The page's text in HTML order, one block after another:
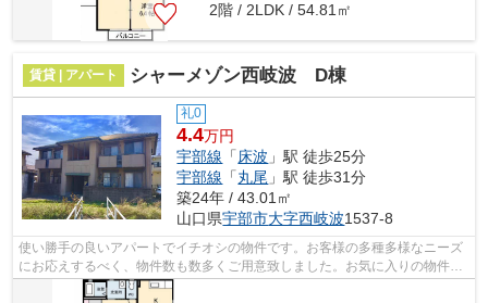
2階 / 2LDK / 54.81㎡
賃貸 | アパート シャーメゾン西岐波 D棟
礼0
4.4万円
宇部線 「床波 」駅 徒歩25分
宇部線 「丸尾 」駅 徒歩31分
築24年 / 43.01㎡
山口県宇部市大字西岐波1537-8
使い勝手の良いアパートでイチオシの物件です。お客様の多種多様なニーズ
にお応えするべく、物件数も数多くご用意致しました。お気に入りの物件を
どうぞ見つけてみてください。